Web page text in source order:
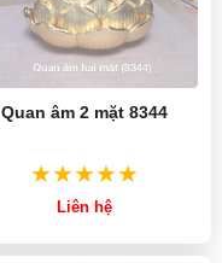
Quan âm 2 mặt 8344
Liên hệ